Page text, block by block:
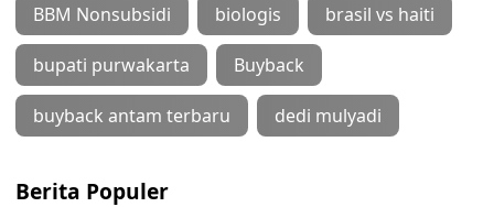
BBM Nonsubsidi biologis brasil vs haiti
bupati purwakarta Buyback
buyback antam terbaru dedi mulyadi
Berita Populer